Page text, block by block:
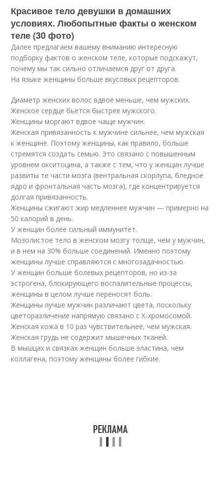
Красивое тело девушки в домашних
условиях. Любопытные факты о женском
теле (30 фото)
Далее предлагаем вашему вниманию интересную
подборку фактов о женском теле, которые подскажут,
почему мы так сильно отличаемся друг от друга.
На языке женщины больше вкусовых рецепторов.
Диаметр женских волос вдвое меньше, чем мужских.
Женское сердце бьется быстрее мужского.
Женщины моргают вдвое чаще мужчин.
Женская привязанность к мужчине сильнее, чем мужская
к женщине. Поэтому женщины, как правило, больше
стремятся создать семью. Это связано с повышенным
уровнем окситоцина, а также с тем, что у женщин лучше
развиты те части мозга (вентральная скорлупа, бледное
ядро и фронтальная часть мозга), где концентрируется
долгая привязанность.
Женщины сжигают жир медленнее мужчин — примерно на
50 калорий в день.
У женщин более сильный иммунитет.
Мозолистое тело в женском мозгу толще, чем у мужчин,
и в нем на 30% больше соединений. Именно поэтому
женщины лучше справляются с многозадачностью.
У женщин больше болевых рецепторов, но из-за
эстрогена, блокирующего воспалительные процессы,
женщины в целом лучше переносят боль.
Женщины лучше мужчин различают цвета, поскольку
цветоразличение напрямую связано с Х-хромосомой.
Женская кожа в 10 раз чувствительнее, чем мужская.
Женская грудь не содержит мышечных тканей.
В мышцах и связках женщин больше эластина, чем
коллагена, поэтому женщины более гибкие.